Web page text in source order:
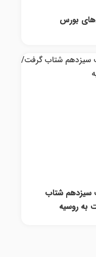
بورس
سیزدهم شتاب